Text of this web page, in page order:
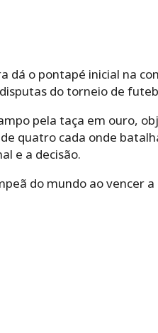
dá o pontapé inicial na
do torneio de
pela taça em ouro,
quatro cada onde
e a decisão.
do mundo ao vencer